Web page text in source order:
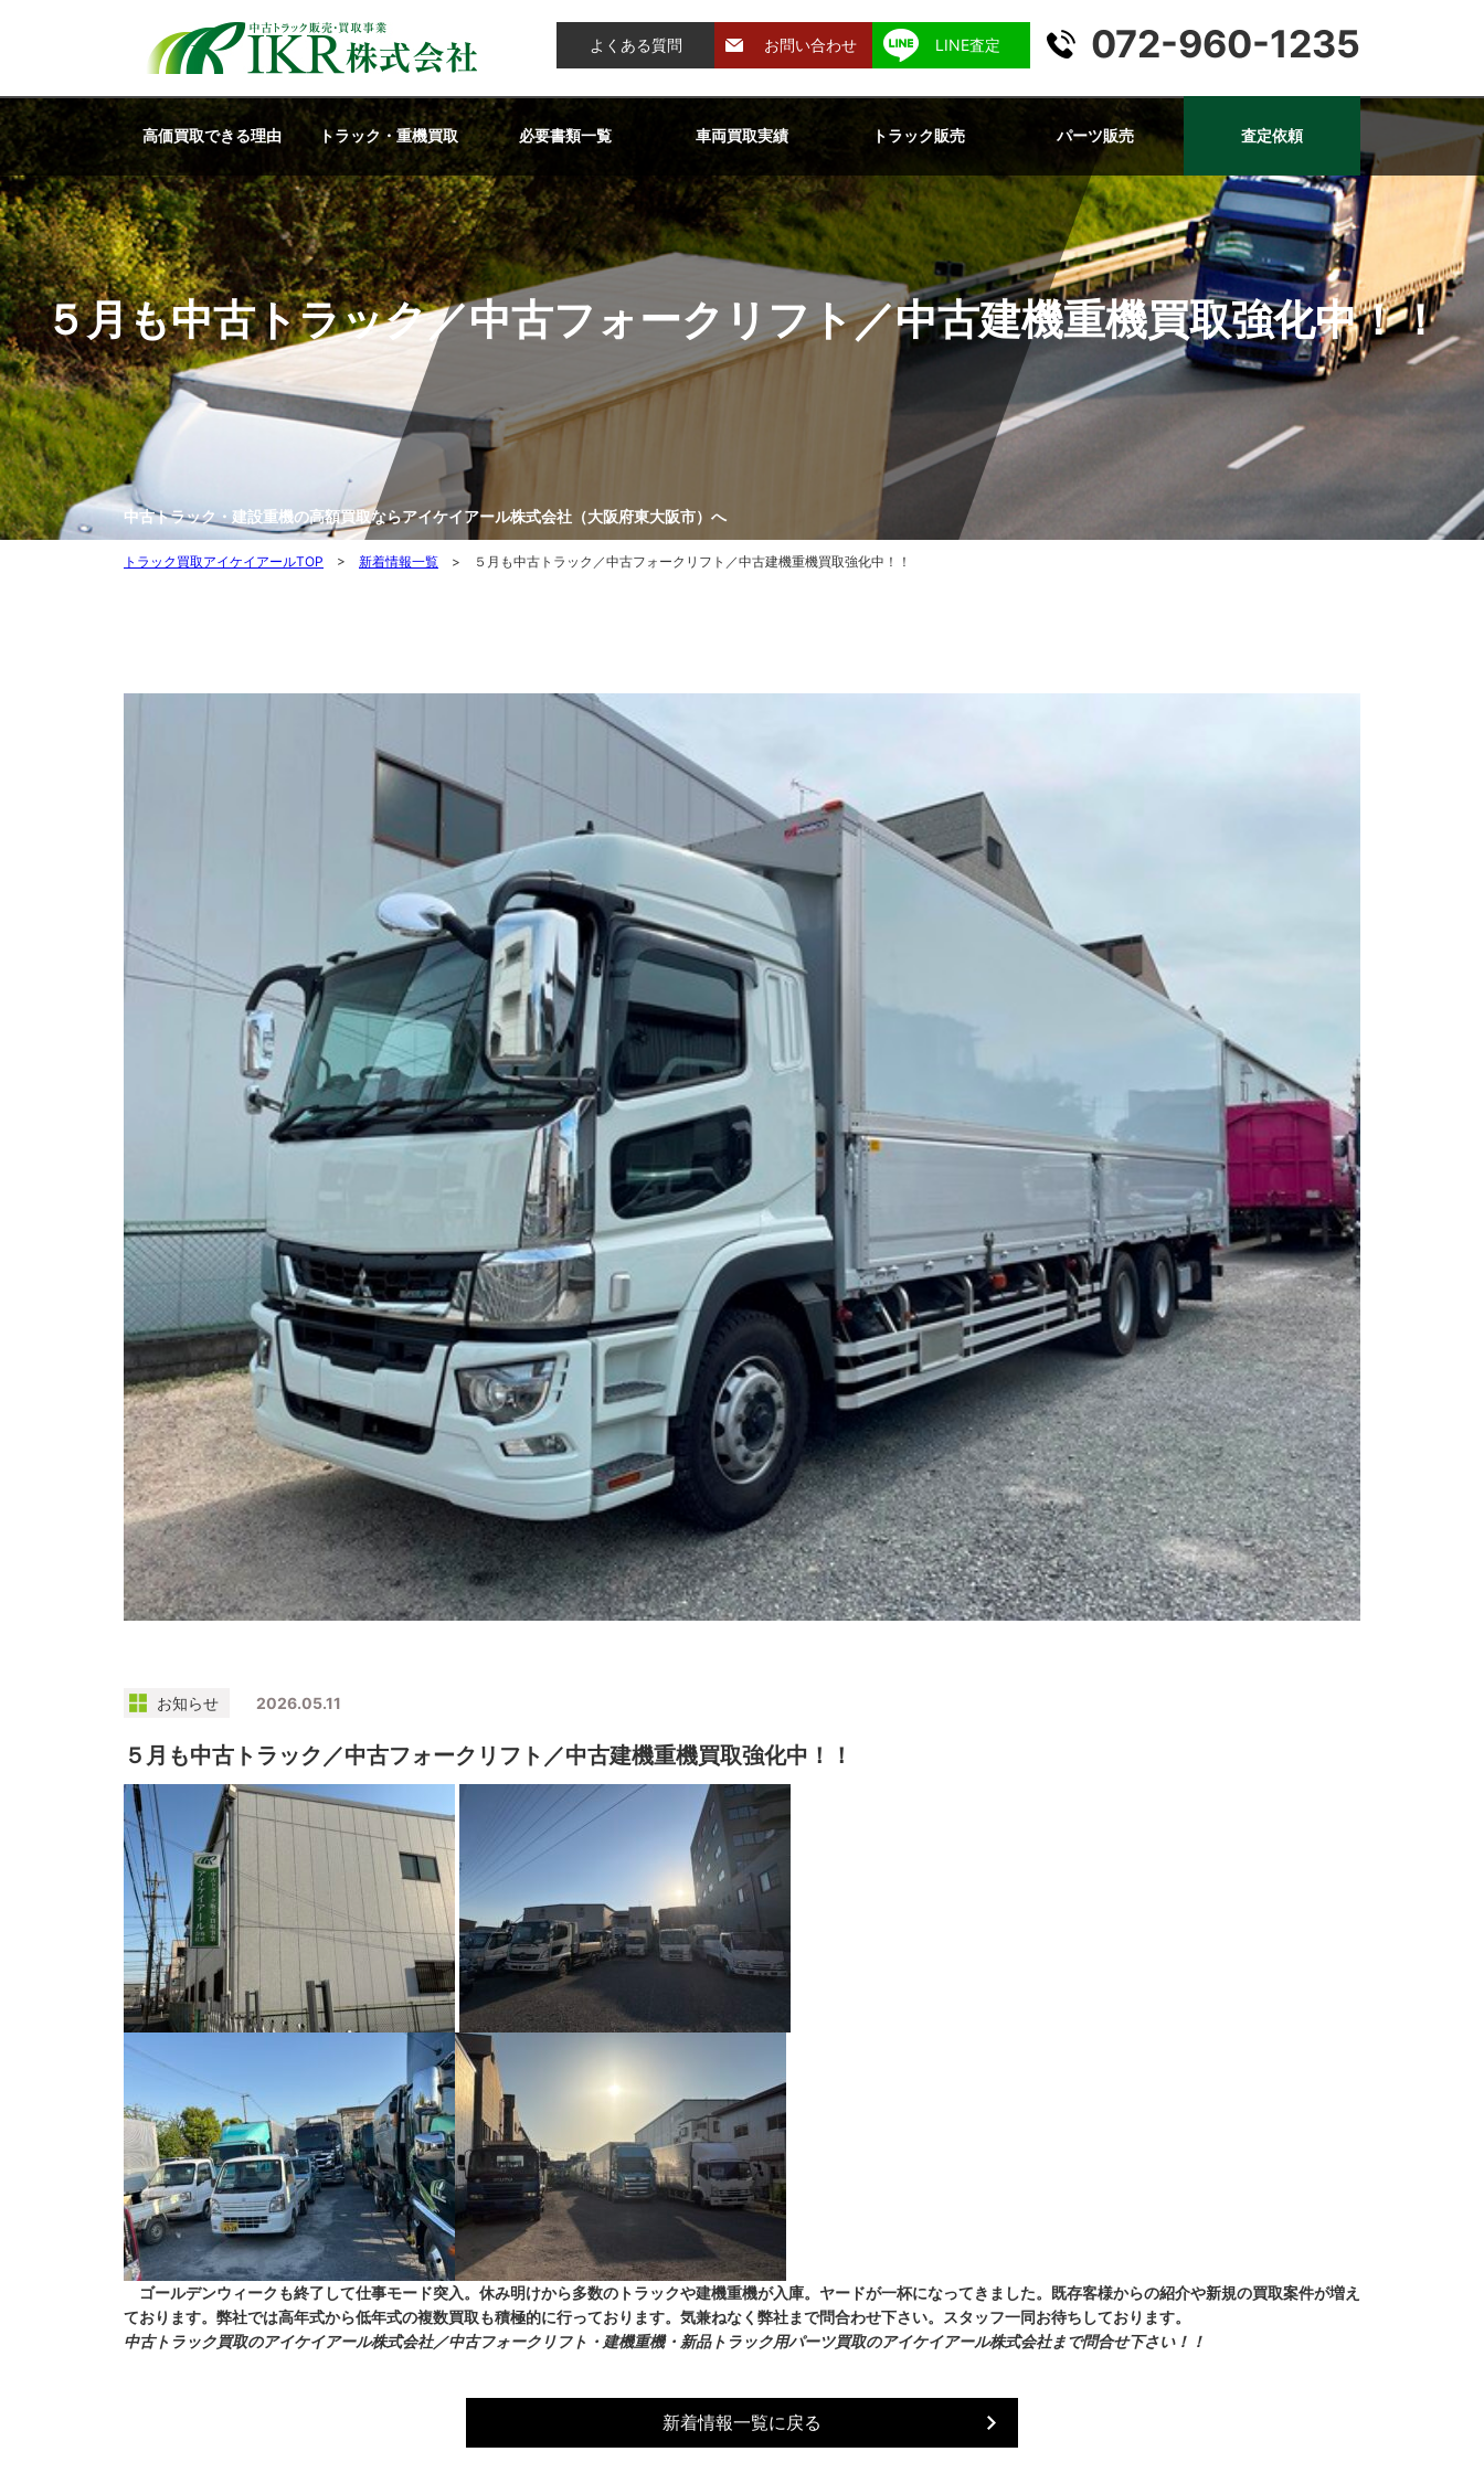
よくある質問 お問い合わせ LINE査定 072-960-1235
高価買取できる理由 トラック・重機買取 必要書類一覧 車両買取実績 トラック販売 パーツ販売 査定依頼
５月も中古トラック／中古フォークリフト／中古建機重機買取強化中！！
中古トラック・建設重機の高額買取ならアイケイアール株式会社（大阪府東大阪市）へ
トラック買取アイケイアールTOP > 新着情報一覧 > ５月も中古トラック／中古フォークリフト／中古建機重機買取強化中！！
お知らせ 2026.05.11
５月も中古トラック／中古フォークリフト／中古建機重機買取強化中！！
ゴールデンウィークも終了して仕事モード突入。休み明けから多数のトラックや建機重機が入庫。ヤードが一杯になってきました。既存客様からの紹介や新規の買取案件が増え
ております。弊社では高年式から低年式の複数買取も積極的に行っております。気兼ねなく弊社まで問合わせ下さい。スタッフ一同お待ちしております。
中古トラック買取のアイケイアール株式会社／中古フォークリフト・建機重機・新品トラック用パーツ買取のアイケイアール株式会社まで問合せ下さい！！
新着情報一覧に戻る